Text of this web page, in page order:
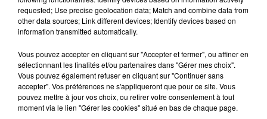
26 février 2026
SNCF : PLUS AUCUN TRAIN SUR LA LIGNE
FOIX / AX-LES-THERMES
Fermé à la circulation depuis le 18 février, le
requested; Use precise geolocation data; Match and combine data from
other data sources; Link different devices; Identify devices based on
information transmitted automatically.
Vous pouvez accepter en cliquant sur "Accepter et fermer", ou affiner en
sélectionnant les finalités et/ou partenaires dans "Gérer mes choix".
Vous pouvez également refuser en cliquant sur "Continuer sans
accepter". Vos préférences ne s'appliqueront que pour ce site. Vous
pouvez mettre à jour vos choix, ou retirer votre consentement à tout
moment via le lien "Gérer les cookies" situé en bas de chaque page.